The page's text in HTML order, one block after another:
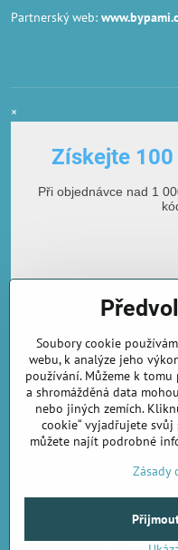
Partnerský web:
×
Získejte 100
Při objednávce nad 1
E-mailová adresa
©2026Copyright
Soubory cookie
webu, k analýze jeho
používání. Můžeme k
a shromážděná data
nebo jiných zemích.
cookie“ vyjadřujete
můžete najít podrobné
Zásady